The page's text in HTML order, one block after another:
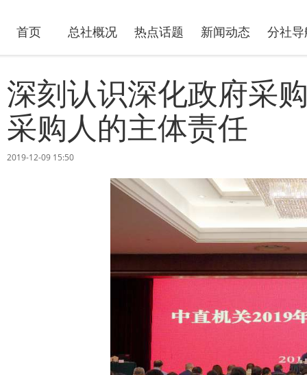
首页 总社概况 热点话题 新闻动态 分社
深刻认识深化政府采
采购人的主体责任
2019-12-09 15:50